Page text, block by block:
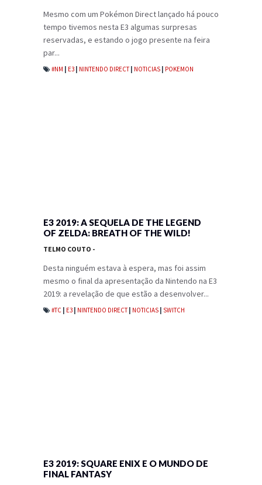
Mesmo com um Pokémon Direct lançado há pouco
tempo tivemos nesta E3 algumas surpresas
reservadas, e estando o jogo presente na feira
par...
#NM E3 NINTENDO DIRECT NOTICIAS POKEMON
E3 2019: A SEQUELA DE THE LEGEND
OF ZELDA: BREATH OF THE WILD!
TELMO COUTO -
Desta ninguém estava à espera, mas foi assim
mesmo o final da apresentação da Nintendo na E3
2019: a revelação de que estão a desenvolver...
#TC E3 NINTENDO DIRECT NOTICIAS SWITCH
E3 2019: SQUARE ENIX E O MUNDO DE
FINAL FANTASY